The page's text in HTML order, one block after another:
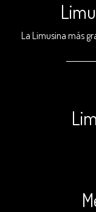
La Limusina más